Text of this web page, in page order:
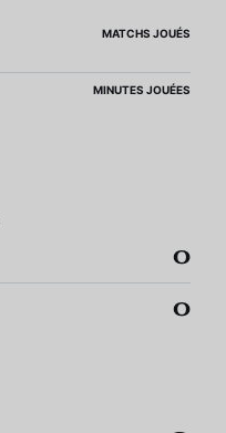
MATCHS JOUÉS
MINUTES JOUÉES
0
0